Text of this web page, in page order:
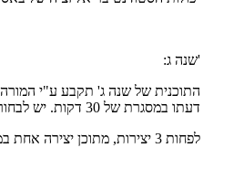
'שנה ג:
התוכנית של שנה ג' תקבע ע"י
דעתו במסגרת של 30 דקות. יש לבחור
לפחות 3 יצירות, מתוכן יצירה אחת במלואה.